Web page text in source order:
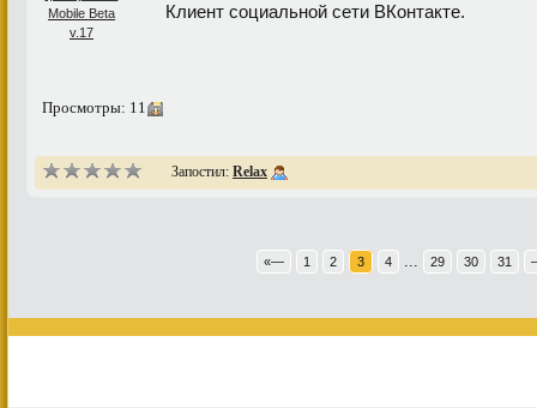
Клиент социальной сети ВКонтакте.
Просмотры: 11
Запостил: Relax
«— 1 2 3 4 ... 29 30 31